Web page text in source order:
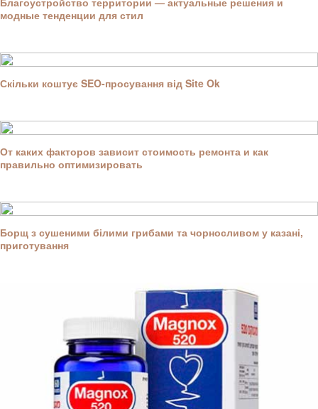
модные тенденции для стил
Скільки коштує SEO-просування від Site Ok
От каких факторов зависит стоимость ремонта и как
правильно оптимизировать
Борщ з сушеними білими грибами та чорносливом у казані,
приготування